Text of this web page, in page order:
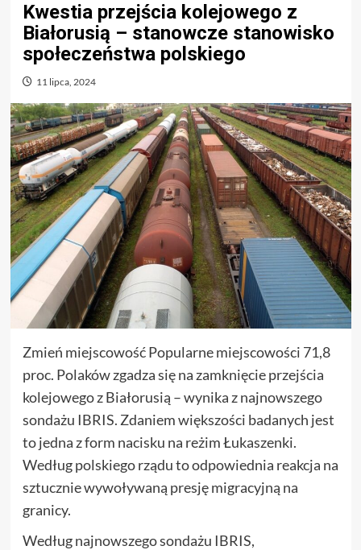
Kwestia przejścia kolejowego z
Białorusią – stanowcze stanowisko
społeczeństwa polskiego
11 lipca, 2024
Zmień miejscowość Popularne miejscowości 71,8
proc. Polaków zgadza się na zamknięcie przejścia
kolejowego z Białorusią – wynika z najnowszego
sondażu IBRIS. Zdaniem większości badanych jest
to jedna z form nacisku na reżim Łukaszenki.
Według polskiego rządu to odpowiednia reakcja na
sztucznie wywoływaną presję migracyjną na
granicy.
Według najnowszego sondażu IBRIS,